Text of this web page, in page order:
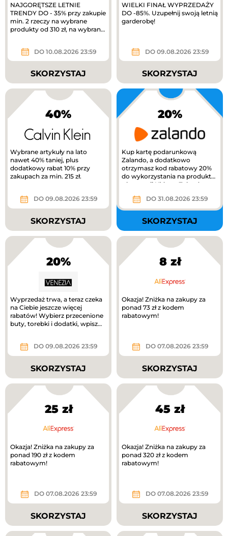
NAJGORĘTSZE LETNIE
TRENDY DO - 35% przy zakupie
min. 2 rzeczy na wybrane
produkty od 310 zł, na wybrane
DO 10.08.2026 23:59
SKORZYSTAJ
WIELKI FINAŁ WYPRZEDAŻY
DO -85%. Uzupełnij swoją letnią
garderobę!
DO 09.08.2026 23:59
SKORZYSTAJ
40%
Wybrane artykuły na lato
nawet 40% taniej, plus
dodatkowy rabat 10% przy
zakupach za min. 215 zł.
DO 09.08.2026 23:59
SKORZYSTAJ
20%
Kup kartę podarunkową
Zalando, a dodatkowo
otrzymasz kod rabatowy 20%
do wykorzystania na produkty
z kategorii Kids na Zalando.
DO 31.08.2026 23:59
SKORZYSTAJ
20%
Wyprzedaż trwa, a teraz czeka
na Ciebie jeszcze więcej
rabatów! Wybierz przecenione
buty, torebki i dodatki, wpisz
DO 09.08.2026 23:59
SKORZYSTAJ
8 zł
Okazja! Zniżka na zakupy za
ponad 73 zł z kodem
rabatowym!
DO 07.08.2026 23:59
SKORZYSTAJ
25 zł
Okazja! Zniżka na zakupy za
ponad 190 zł z kodem
rabatowym!
DO 07.08.2026 23:59
SKORZYSTAJ
45 zł
Okazja! Zniżka na zakupy za
ponad 320 zł z kodem
rabatowym!
DO 07.08.2026 23:59
SKORZYSTAJ